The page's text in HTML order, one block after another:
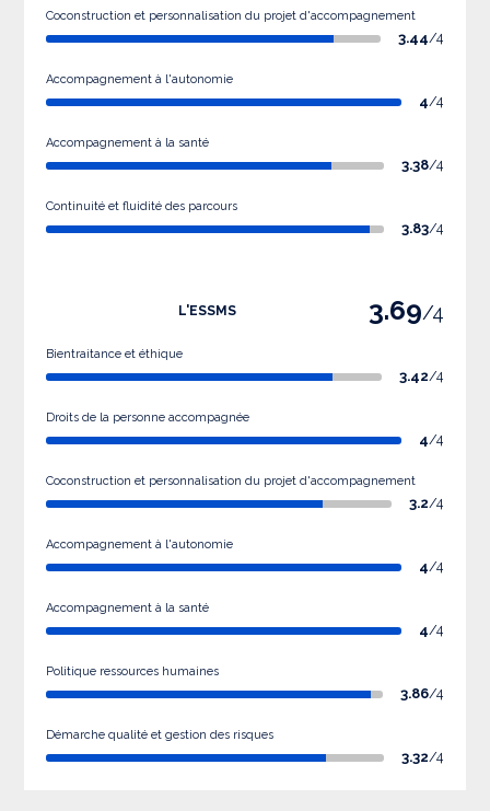
Coconstruction et personnalisation du projet d'accompagnement
3.44/4
Accompagnement à l'autonomie
4/4
Accompagnement à la santé
3.38/4
Continuité et fluidité des parcours
3.83/4
L'ESSMS 3.69/4
Bientraitance et éthique
3.42/4
Droits de la personne accompagnée
4/4
Coconstruction et personnalisation du projet d'accompagnement
3.2/4
Accompagnement à l'autonomie
4/4
Accompagnement à la santé
4/4
Politique ressources humaines
3.86/4
Démarche qualité et gestion des risques
3.32/4